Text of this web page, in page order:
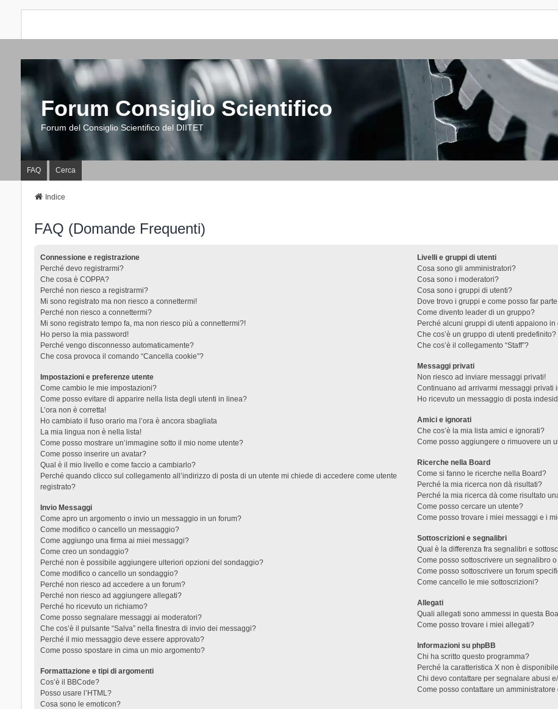
Forum Consiglio Scientifico
Forum del Consiglio Scientifico del DIITET
FAQ Cerca
Indice
FAQ (Domande Frequenti)
Connessione e registrazione
Perché devo registrarmi?
Che cosa è COPPA?
Perché non riesco a registrarmi?
Mi sono registrato ma non riesco a connettermi!
Perché non riesco a connettermi?
Mi sono registrato tempo fa, ma non riesco più a connettermi?!
Ho perso la mia password!
Perché vengo disconnesso automaticamente?
Che cosa provoca il comando “Cancella cookie”?
Impostazioni e preferenze utente
Come cambio le mie impostazioni?
Come posso evitare di apparire nella lista degli utenti in linea?
L’ora non è corretta!
Ho cambiato il fuso orario ma l’ora è ancora sbagliata
La mia lingua non è nella lista!
Come posso mostrare un’immagine sotto il mio nome utente?
Come posso inserire un avatar?
Qual è il mio livello e come faccio a cambiarlo?
Perché quando clicco sul collegamento all’indirizzo di posta di un utente mi chiede di accedere come utente
registrato?
Invio Messaggi
Come apro un argomento o invio un messaggio in un forum?
Come modifico o cancello un messaggio?
Come aggiungo una firma ai miei messaggi?
Come creo un sondaggio?
Perché non è possibile aggiungere ulteriori opzioni del sondaggio?
Come modifico o cancello un sondaggio?
Perché non riesco ad accedere a un forum?
Perché non riesco ad aggiungere allegati?
Perché ho ricevuto un richiamo?
Come posso segnalare messaggi ai moderatori?
Che cos’è il pulsante “Salva” nella finestra di invio dei messaggi?
Perché il mio messaggio deve essere approvato?
Come posso spostare in cima un mio argomento?
Formattazione e tipi di argomenti
Cos’è il BBCode?
Posso usare l’HTML?
Cosa sono le emoticon?
Livelli e gruppi di utenti
Cosa sono gli amministratori?
Cosa sono i moderatori?
Cosa sono i gruppi di utenti?
Dove trovo i gruppi e come posso far
Come divento leader di un gruppo?
Perché alcuni gruppi di utenti appaiono in
Che cos’è un gruppo di utenti predefinito?
Che cos’è il collegamento “Staff”?
Messaggi privati
Non riesco ad inviare messaggi privati!
Continuano ad arrivarmi messaggi privati
Ho ricevuto un messaggio di posta
Amici e ignorati
Che cos’è la mia lista amici e ignorati?
Come posso aggiungere o rimuovere un
Ricerche nella Board
Come si fanno le ricerche nella Board?
Perché la mia ricerca non dà risultati?
Perché la mia ricerca dà come risultato
Come posso cercare un utente?
Come posso trovare i miei messaggi e i
Sottoscrizioni e segnalibri
Qual è la differenza fra segnalibri e
Come posso sottoscrivere un segnalibro
Come posso sottoscrivere un forum
Come cancello le mie sottoscrizioni?
Allegati
Quali allegati sono ammessi in questa
Come posso trovare i miei allegati?
Informazioni su phpBB
Chi ha scritto questo programma?
Perché la caratteristica X non è
Chi devo contattare per segnalare abusi
Come posso contattare un amministratore